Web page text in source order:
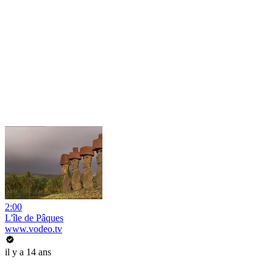
2:00
L'île de Pâques
www.vodeo.tv
il y a 14 ans